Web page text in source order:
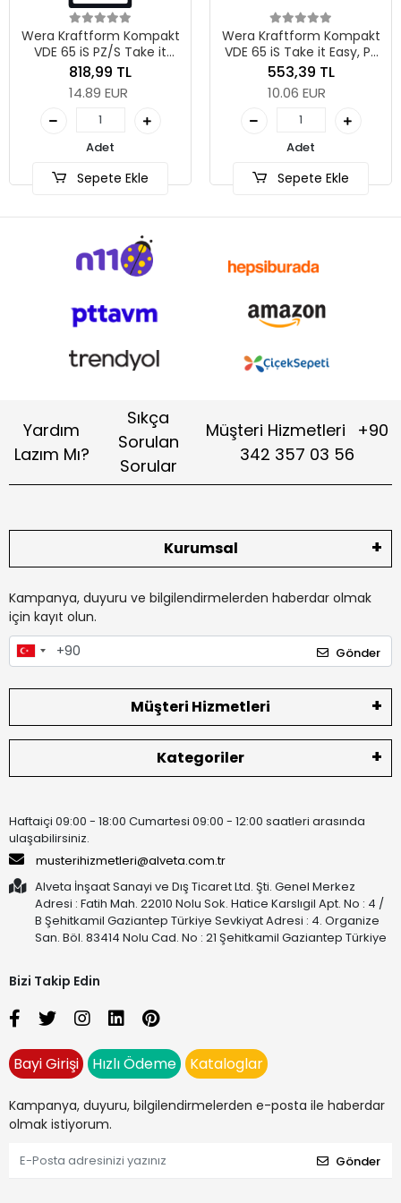
Wera Kraftform Kompakt
VDE 65 iS PZ/S Take it
Easy SB, # 2 x 157 mm
818,99 TL
14.89 EUR
Adet
Sepete Ekle
Wera Kraftform Kompakt
VDE 65 iS Take it Easy, PZ
2 x 157 mm
553,39 TL
10.06 EUR
Adet
Sepete Ekle
Yardım
Lazım Mı?
Sıkça
Sorulan
Sorular
Müşteri Hizmetleri
+90
342 357 03 56
Kurumsal
Kampanya, duyuru ve bilgilendirmelerden haberdar olmak
için kayıt olun.
Gönder
Müşteri Hizmetleri
Kategoriler
Haftaiçi 09:00 - 18:00 Cumartesi 09:00 - 12:00 saatleri arasında
ulaşabilirsiniz.
musterihizmetleri@alveta.com.tr
Alveta İnşaat Sanayi ve Dış Ticaret Ltd. Şti. Genel Merkez
Adresi : Fatih Mah. 22010 Nolu Sok. Hatice Karslıgil Apt. No : 4 /
B Şehitkamil Gaziantep Türkiye Sevkiyat Adresi : 4. Organize
San. Böl. 83414 Nolu Cad. No : 21 Şehitkamil Gaziantep Türkiye
Bizi Takip Edin
Bayi Girişi Hızlı Ödeme Kataloglar
Kampanya, duyuru, bilgilendirmelerden e-posta ile haberdar
olmak istiyorum.
Gönder